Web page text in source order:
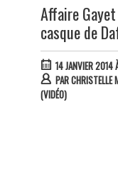
Affaire
casque de
14 JANVIER 2014
PARCHRISTELLE
(VIDÉO)